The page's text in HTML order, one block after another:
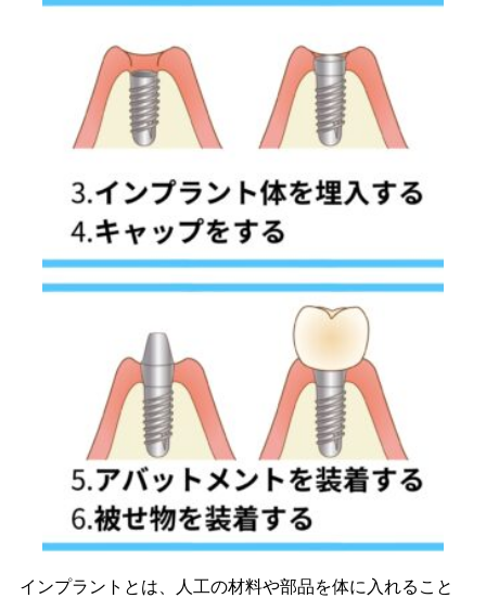
インプラントとは、人工の材料や部品を体に入れること